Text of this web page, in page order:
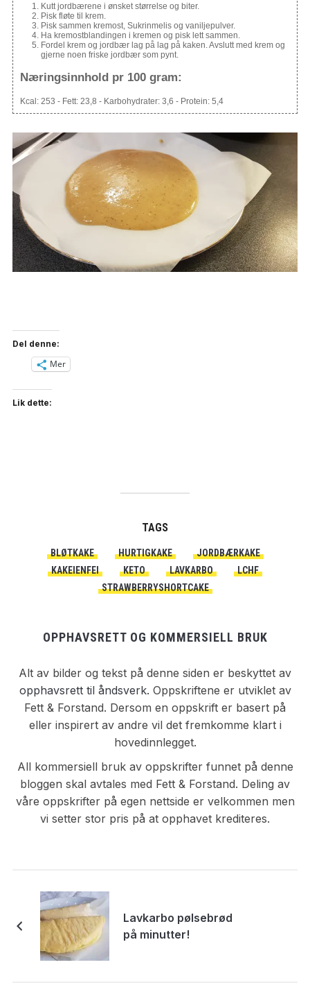
Kutt jordbærene i ønsket størrelse og biter.
Pisk fløte til krem.
Pisk sammen kremost, Sukrinmelis og vaniljepulver.
Ha kremostblandingen i kremen og pisk lett sammen.
Fordel krem og jordbær lag på lag på kaken. Avslutt med krem og
gjerne noen friske jordbær som pynt.
Næringsinnhold pr 100 gram:
Kcal: 253 - Fett: 23,8 - Karbohydrater: 3,6 - Protein: 5,4
Del denne:
Mer
Lik dette:
TAGS
BLØTKAKE HURTIGKAKE
JORDBÆRKAKE
KAKEIENFEI
KETO LAVKARBO
LCHF
STRAWBERRYSHORTCAKE
OPPHAVSRETT OG KOMMERSIELL BRUK
Alt av bilder og tekst på denne siden er beskyttet av
opphavsrett til åndsverk. Oppskriftene er utviklet av
Fett & Forstand. Dersom en oppskrift er basert på
eller inspirert av andre vil det fremkomme klart i
hovedinnlegget.
All kommersiell bruk av oppskrifter funnet på denne
bloggen skal avtales med Fett & Forstand. Deling av
våre oppskrifter på egen nettside er velkommen men
vi setter stor pris på at opphavet krediteres.
Lavkarbo pølsebrød
på minutter!